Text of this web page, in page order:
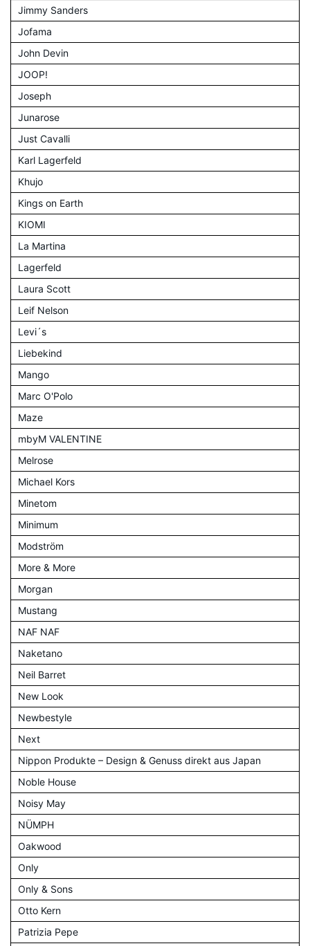
Jimmy Sanders
Jofama
John Devin
JOOP!
Joseph
Junarose
Just Cavalli
Karl Lagerfeld
Khujo
Kings on Earth
KIOMI
La Martina
Lagerfeld
Laura Scott
Leif Nelson
Levi´s
Liebekind
Mango
Marc O'Polo
Maze
mbyM VALENTINE
Melrose
Michael Kors
Minetom
Minimum
Modström
More & More
Morgan
Mustang
NAF NAF
Naketano
Neil Barret
New Look
Newbestyle
Next
Nippon Produkte – Design & Genuss direkt aus Japan
Noble House
Noisy May
NÜMPH
Oakwood
Only
Only & Sons
Otto Kern
Patrizia Pepe